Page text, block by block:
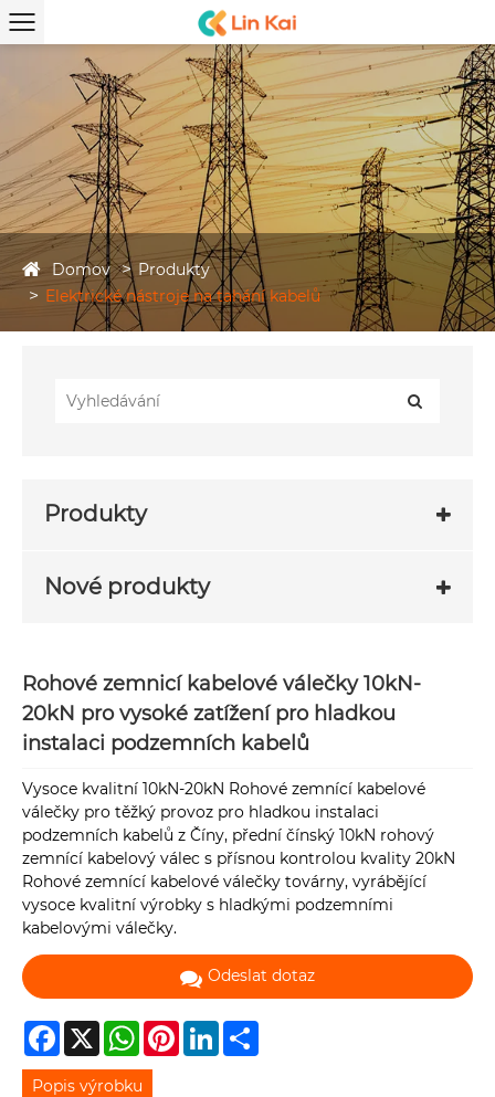
Domov
Produkty
Elektrické nástroje na tahání kabelů
Produkty
Nové produkty
Rohové zemnicí kabelové válečky 10kN-
20kN pro vysoké zatížení pro hladkou
instalaci podzemních kabelů
Vysoce kvalitní 10kN-20kN Rohové zemnící kabelové
válečky pro těžký provoz pro hladkou instalaci
podzemních kabelů z Číny, přední čínský 10kN rohový
zemnící kabelový válec s přísnou kontrolou kvality 20kN
Rohové zemnící kabelové válečky továrny, vyrábějící
vysoce kvalitní výrobky s hladkými podzemními
kabelovými válečky.
Odeslat dotaz
Facebook
X WhatsAppPinterestLinkedIn
Popis výrobku